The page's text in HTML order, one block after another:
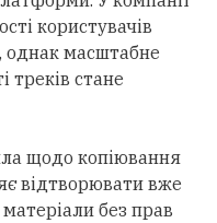
користувачів
однак масштабне
треків стане
щодо копіювання
відтворювати вже
без прав